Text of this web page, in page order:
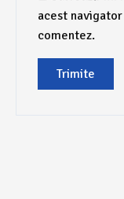
acest
comentez.